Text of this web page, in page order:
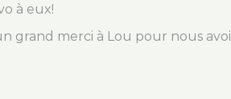
à eux!
grand merci à Lou pour nous